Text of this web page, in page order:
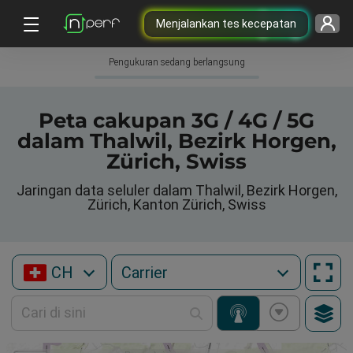
Menjalankan tes kecepatan
Pengukuran sedang berlangsung
Peta cakupan 3G / 4G / 5G
dalam Thalwil, Bezirk Horgen,
Zürich, Swiss
Jaringan data seluler dalam Thalwil, Bezirk Horgen,
Zürich, Kanton Zürich, Swiss
CH